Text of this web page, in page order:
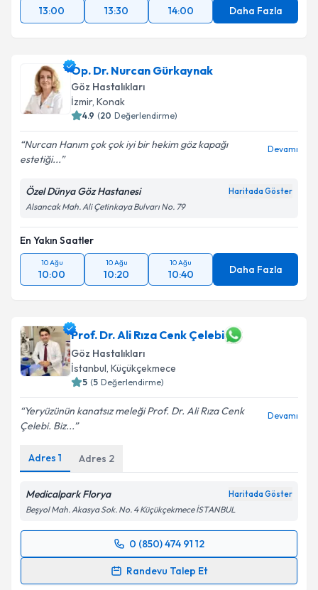
13:00
13:30 14:00 Daha Fazla
Op. Dr. Nurcan Gürkaynak
Göz Hastalıkları
İzmir, Konak
4.9 (20 Değerlendirme)
Nurcan Hanım çok çok iyi bir hekim göz kapağı
estetiği...
Devamı
Özel Dünya Göz Hastanesi Haritada Göster
Alsancak Mah. Ali Çetinkaya Bulvarı No. 79
En Yakın Saatler
10 Ağu
10:00
10 Ağu
10:20
10 Ağu
10:40 Daha Fazla
Prof. Dr. Ali Rıza Cenk Çelebi
Göz Hastalıkları
İstanbul, Küçükçekmece
5 (5 Değerlendirme)
Yeryüzünün kanatsız meleği Prof. Dr. Ali Rıza Cenk
Çelebi. Biz...
Devamı
Adres 1 Adres 2
Medicalpark Florya Haritada Göster
Beşyol Mah. Akasya Sok. No. 4 Küçükçekmece İSTANBUL
0 (850) 474 91 12
Randevu Talep Et
Randevu Takvimi Talebi